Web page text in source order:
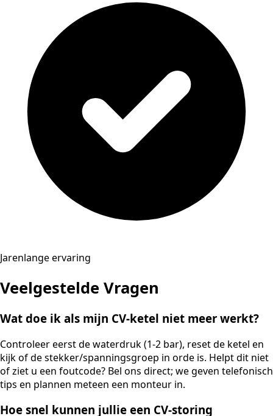
Jarenlange ervaring
Veelgestelde Vragen
Wat doe ik als mijn CV-ketel niet meer werkt?
Controleer eerst de waterdruk (1-2 bar), reset de ketel en
kijk of de stekker/spanningsgroep in orde is. Helpt dit niet
of ziet u een foutcode? Bel ons direct; we geven telefonisch
tips en plannen meteen een monteur in.
Hoe snel kunnen jullie een CV-storing